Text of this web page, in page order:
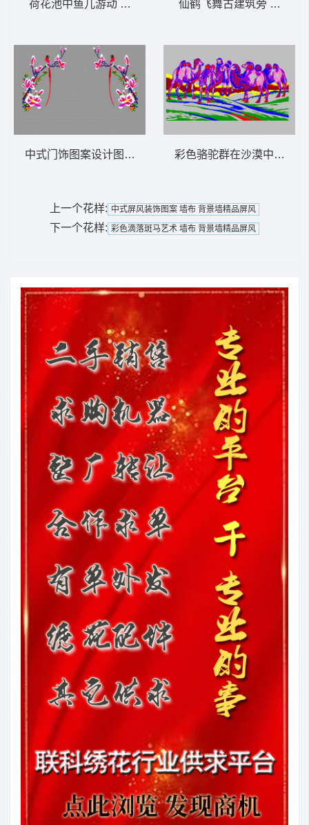
荷花池中鱼儿游动 墙布 背景墙精品屏风
中式门饰图案设计图 墙布 背景墙精品屏风
仙鹤飞舞古建筑旁 墙布 背
彩色骆驼群在沙漠中 墙布
上一个花样: 中式屏风装饰图案 墙布 背景墙精品屏风
下一个花样: 彩色滴落斑马艺术 墙布 背景墙精品屏风